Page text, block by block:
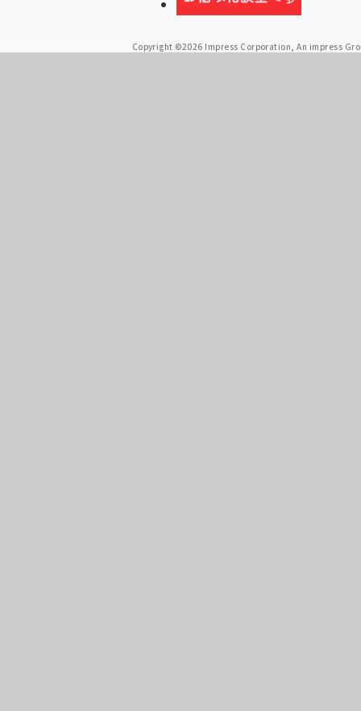
Copyright ©2026 Impress Corporation, An impress